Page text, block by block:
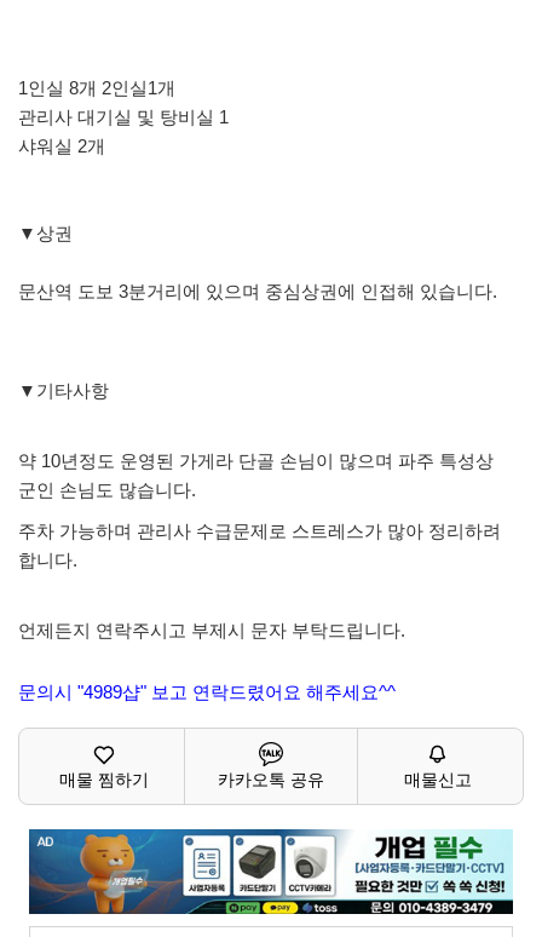
1인실 8개 2인실1개
관리사 대기실 및 탕비실 1
샤워실 2개
▼상권
문산역 도보 3분거리에 있으며 중심상권에 인접해 있습니다.
▼기타사항
약 10년정도 운영된 가게라 단골 손님이 많으며 파주 특성상
군인 손님도 많습니다.
주차 가능하며 관리사 수급문제로 스트레스가 많아 정리하려
합니다.
언제든지 연락주시고 부제시 문자 부탁드립니다.
문의시 "4989샵" 보고 연락드렸어요 해주세요^^
매물 찜하기 카카오톡 공유 매물신고